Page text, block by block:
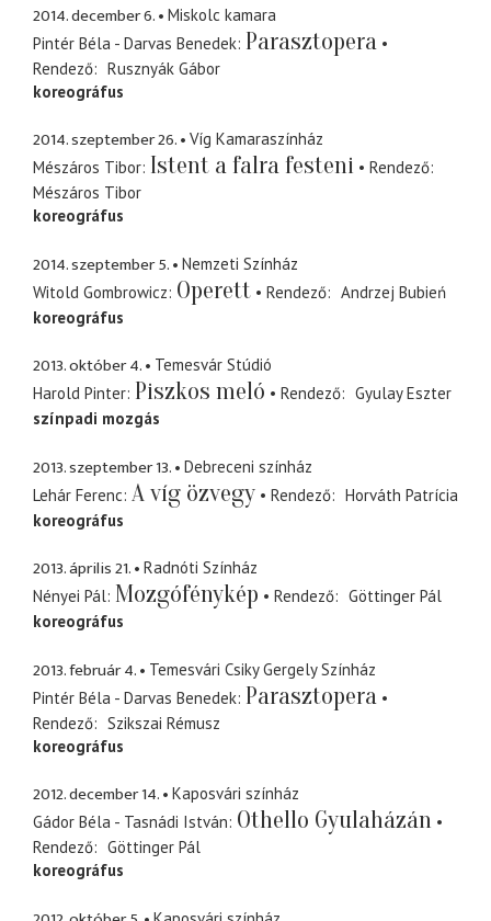
2014. december 6.
Miskolc kamara
Pintér Béla - Darvas Benedek Parasztopera
Rendező
Rusznyák Gábor
koreográfus
2014. szeptember 26.
Víg Kamaraszínház
Mészáros Tibor Istent a falra festeni
Rendező
Mészáros Tibor
koreográfus
2014. szeptember 5.
Nemzeti Színház
Witold Gombrowicz Operett Rendező
Andrzej Bubień
koreográfus
2013. október 4.
Temesvár Stúdió
Harold Pinter Piszkos meló Rendező
Gyulay Eszter
színpadi mozgás
2013. szeptember 13.
Debreceni színház
Lehár Ferenc A víg özvegy Rendező
Horváth Patrícia
koreográfus
2013. április 21.
Radnóti Színház
Nényei Pál Mozgófénykép Rendező
Göttinger Pál
koreográfus
2013. február 4.
Temesvári Csiky Gergely Színház
Pintér Béla - Darvas Benedek Parasztopera
Rendező
Szikszai Rémusz
koreográfus
2012. december 14.
Kaposvári színház
Gádor Béla - Tasnádi István Othello Gyulaházán
Rendező
Göttinger Pál
koreográfus